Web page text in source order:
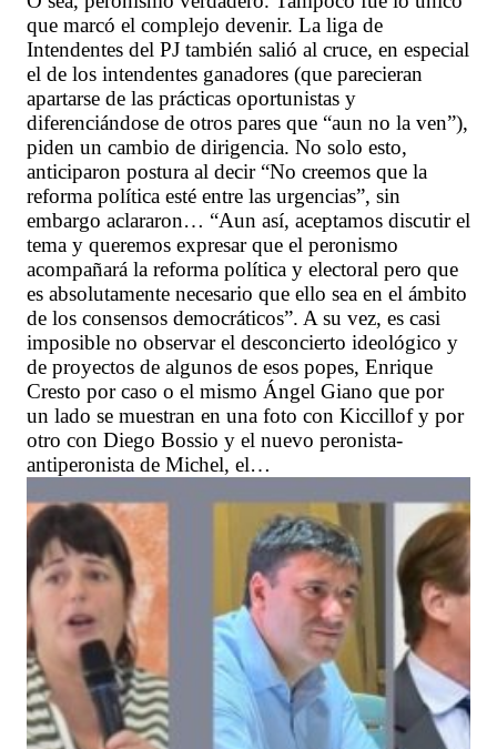
que marcó el complejo devenir. La liga de
Intendentes del PJ también salió al cruce, en especial
el de los intendentes ganadores (que parecieran
apartarse de las prácticas oportunistas y
diferenciándose de otros pares que “aun no la ven”),
piden un cambio de dirigencia. No solo esto,
anticiparon postura al decir “No creemos que la
reforma política esté entre las urgencias”, sin
embargo aclararon… “Aun así, aceptamos discutir el
tema y queremos expresar que el peronismo
acompañará la reforma política y electoral pero que
es absolutamente necesario que ello sea en el ámbito
de los consensos democráticos”. A su vez, es casi
imposible no observar el desconcierto ideológico y
de proyectos de algunos de esos popes, Enrique
Cresto por caso o el mismo Ángel Giano que por
un lado se muestran en una foto con Kiccillof y por
otro con Diego Bossio y el nuevo peronista-
antiperonista de Michel, el…